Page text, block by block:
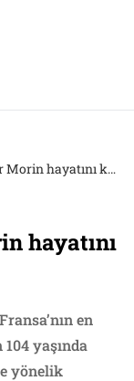
Fransa’nın “entelektüel büyükbabası” Edgar Morin hayatını kaybetti
hayatını
en
yaşında
yönelik